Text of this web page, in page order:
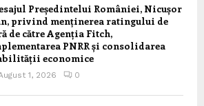
Președintelui României, Nicușor
privind menținerea ratingului de
de către Agenția Fitch,
PNRR și consolidarea
economice
1, 2026 0